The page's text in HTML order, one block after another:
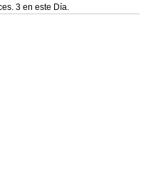
3 en este Día.